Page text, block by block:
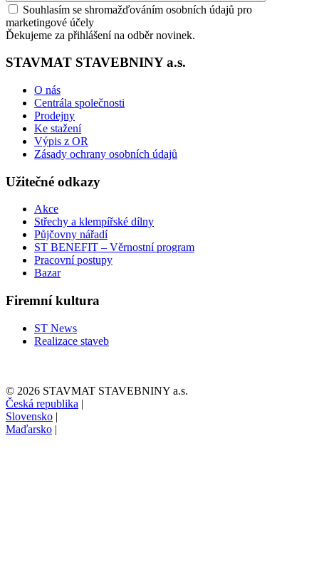
Souhlasím se shromažďováním osobních údajů pro
marketingové účely
Ďekujeme za přihlášení na odběr novinek.
STAVMAT STAVEBNINY a.s.
O nás
Centrála společnosti
Prodejny
Ke stažení
Výpis z OR
Zásady ochrany osobních údajů
Užitečné odkazy
Akce
Střechy a klempířské dílny
Půjčovny nářadí
ST BENEFIT – Věrnostní program
Pracovní postupy
Bazar
Firemní kultura
ST News
Realizace staveb
© 2026 STAVMAT STAVEBNINY a.s.
Česká republika |
Slovensko |
Maďarsko |